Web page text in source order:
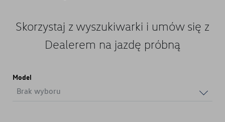
Skorzystaj z wyszukiwarki i umów się z
Dealerem na jazdę próbną
Model
Brak wyboru